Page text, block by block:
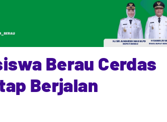
Berau Cerdas
Berjalan